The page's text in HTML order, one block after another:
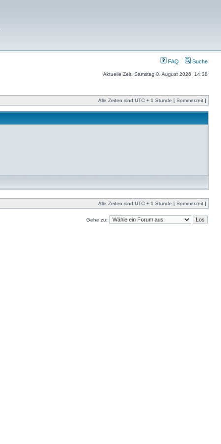
FAQ Suche
Aktuelle Zeit: Samstag 8. August 2026, 14:38
Alle Zeiten sind UTC + 1 Stunde [ Sommerzeit ]
Alle Zeiten sind UTC + 1 Stunde [ Sommerzeit ]
Gehe zu: